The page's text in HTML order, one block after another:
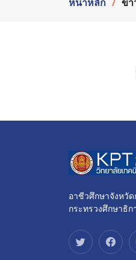
อาชีวศึกษาจังหวั
กระทรวงศึกษาธิก